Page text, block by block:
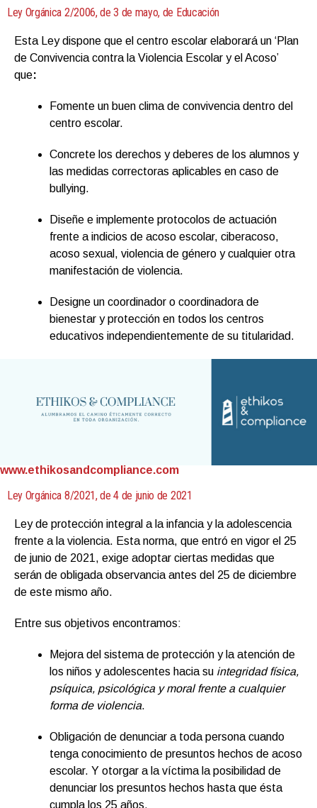
Ley Orgánica 2/2006, de 3 de mayo, de Educación
Esta Ley dispone que el centro escolar elaborará un ‘Plan
de Convivencia contra la Violencia Escolar y el Acoso’
que:
Fomente un buen clima de convivencia dentro del
centro escolar.
Concrete los derechos y deberes de los alumnos y
las medidas correctoras aplicables en caso de
bullying.
Diseñe e implemente protocolos de actuación
frente a indicios de acoso escolar, ciberacoso,
acoso sexual, violencia de género y cualquier otra
manifestación de violencia.
Designe un coordinador o coordinadora de
bienestar y protección en todos los centros
educativos independientemente de su titularidad.
www.ethikosandcompliance.com
Ley Orgánica 8/2021, de 4 de junio de 2021
Ley de protección integral a la infancia y la adolescencia
frente a la violencia. Esta norma, que entró en vigor el 25
de junio de 2021, exige adoptar ciertas medidas que
serán de obligada observancia antes del 25 de diciembre
de este mismo año.
Entre sus objetivos encontramos:
Mejora del sistema de protección y la atención de
los niños y adolescentes hacia su integridad física,
psíquica, psicológica y moral frente a cualquier
forma de violencia.
Obligación de denunciar a toda persona cuando
tenga conocimiento de presuntos hechos de acoso
escolar. Y otorgar a la víctima la posibilidad de
denunciar los presuntos hechos hasta que ésta
cumpla los 25 años.